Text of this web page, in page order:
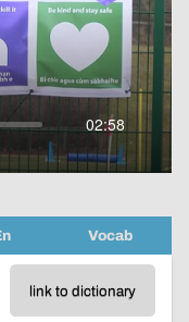
02:58
Vocab
link to dictionary